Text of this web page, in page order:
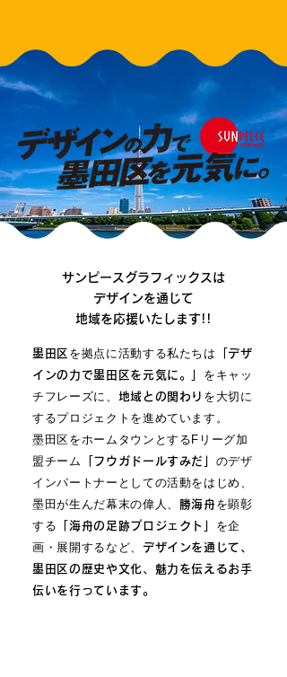
サンピースグラフィックスは
デザインを通じて
地域を応援いたします!!
墨田区 を拠点に活動する私たちは
「デザ
インの力で墨田区を元気に。」 をキャッ
チフレーズに、
地域との関わり を大切に
するプロジェクトを進めています。
墨田区をホームタウンとするFリーグ加
盟チーム
「フウガドールすみだ」 のデザ
インパートナーとしての活動をはじめ、
墨田が生んだ幕末の偉人、
勝海舟を顕彰
する
「海舟の足跡プロジェクト」 を企
画・展開するなど、
デザインを通じて、
墨田区の歴史や文化、魅力を伝えるお手
伝いを行っています。